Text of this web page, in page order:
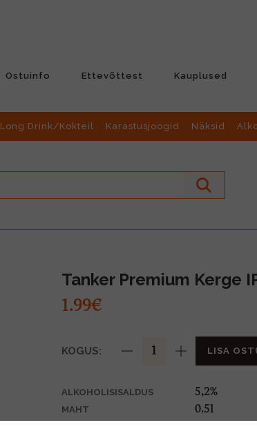
Ostuinfo Ettevõttest Kauplused
Long Drink/Kokteil Karastusjoogid Näksid
Tanker Premium Kerge
1.99€
KOGUS: LISA
ALKOHOLISISALDUS 5,2%
MAHT 0.5l